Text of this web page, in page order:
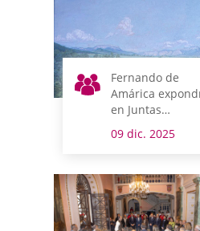
Fernando de
Amárica
en Juntas
09 dic. 2025